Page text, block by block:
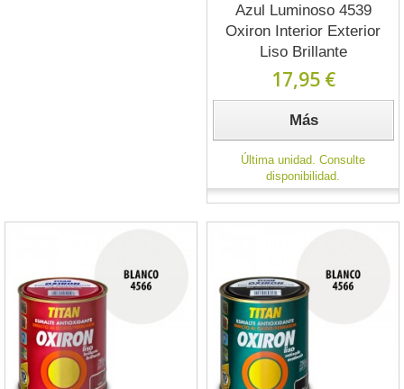
Azul Luminoso 4539
Oxiron Interior Exterior
Liso Brillante
17,95 €
Más
Última unidad. Consulte
disponibilidad.